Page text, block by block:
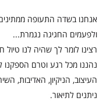
אנחנו בשדה התעופה
ולפעמים החגיגה נגמרת...
רצינו לומר לך שהיה לנו טיול
נהננו מכל רגע וטרם הספקנו
העיצוב, הניקיון, האדיבות,
ניתנים לתיאור.